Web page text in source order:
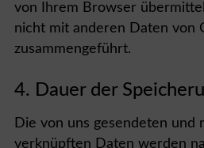
von Ihrem Browser
nicht mit anderen Daten von
zusammengeführt.
4. Dauer der
Die von uns gesendeten und
verknüpften Daten werden